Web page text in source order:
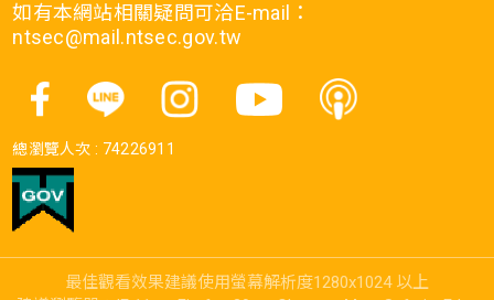
如有本網站相關疑問可洽E-mail：
ntsec@mail.ntsec.gov.tw
總瀏覽人次 : 74226911
最佳觀看效果建議使用螢幕解析度1280x1024 以上